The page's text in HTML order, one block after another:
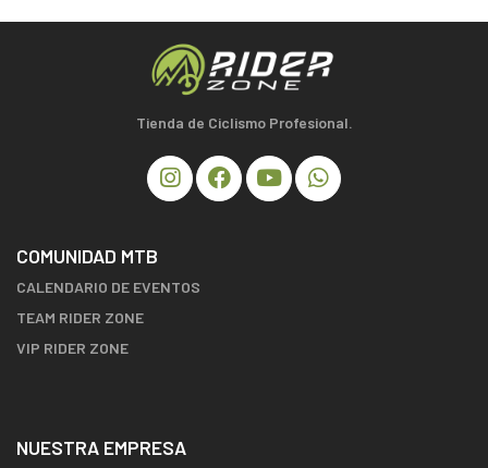
Tienda de Ciclismo Profesional.
COMUNIDAD MTB
CALENDARIO DE EVENTOS
TEAM RIDER ZONE
VIP RIDER ZONE
NUESTRA EMPRESA